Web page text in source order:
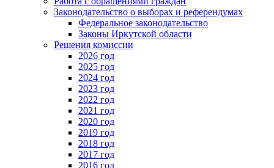
Законодательство о выборах и референдумах
Федеральное законодательство
Законы Иркутской области
Решения комиссии
2026 год
2025 год
2024 год
2023 год
2022 год
2021 год
2020 год
2019 год
2018 год
2017 год
2016 год